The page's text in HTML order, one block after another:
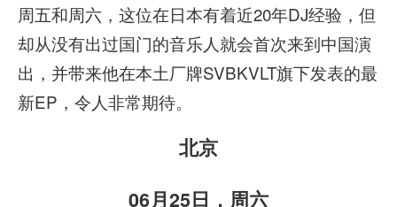
周五和周六，这位在日本有着近20年DJ经验，但
却从没有出过国门的音乐人就会首次来到中国演
出，并带来他在本土厂牌SVBKVLT旗下发表的最
新EP，令人非常期待。
北京
06月25日，周六